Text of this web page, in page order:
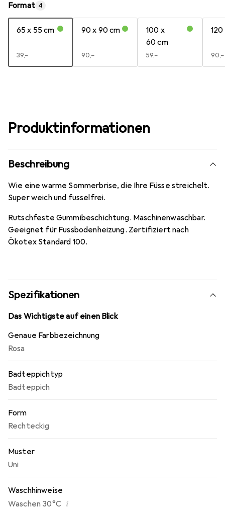
Format 4
65 x 55 cm
EUR
39,–
90 x 90 cm
EUR
90,–
100 x
60 cm
EUR
59,– EUR
90,–
Produktinformationen
Beschreibung
Wie eine warme Sommerbrise, die Ihre Füsse streichelt.
Super weich und fusselfrei.
Rutschfeste Gummibeschichtung. Maschinenwaschbar.
Geeignet für Fussbodenheizung. Zertifiziert nach
Ökotex Standard 100.
Spezifikationen
Das Wichtigste auf einen Blick
Genaue Farbbezeichnung
Rosa
Badteppichtyp
Badteppich
Form
Rechteckig
Muster
Uni
Waschhinweise
Waschen 30°C i